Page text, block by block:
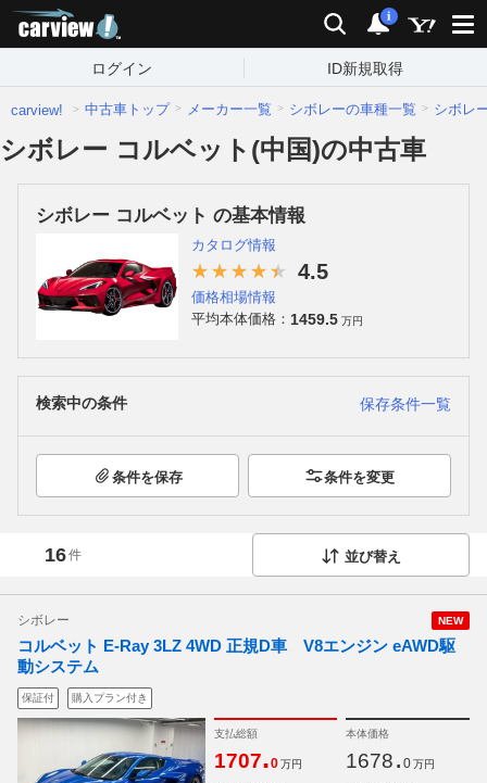
検索 通知
i
ログイン ID新規取得
carview! 中古車トップ メーカー一覧 シボレーの車種一覧 シボレ
シボレー コルベット(中国)の中古車
シボレー コルベット の基本情報
カタログ情報
4.5
価格相場情報
平均本体価格： 1459.5 万円
検索中の条件 保存条件一覧
条件を保存 条件を変更
16件 並び替え
NEW
シボレー
コルベット E-Ray 3LZ 4WD 正規D車 V8エンジン eAWD駆
動システム
保証付 購入プラン付き
支払総額
1707.0 万円
本体価格
1678. 0 万円